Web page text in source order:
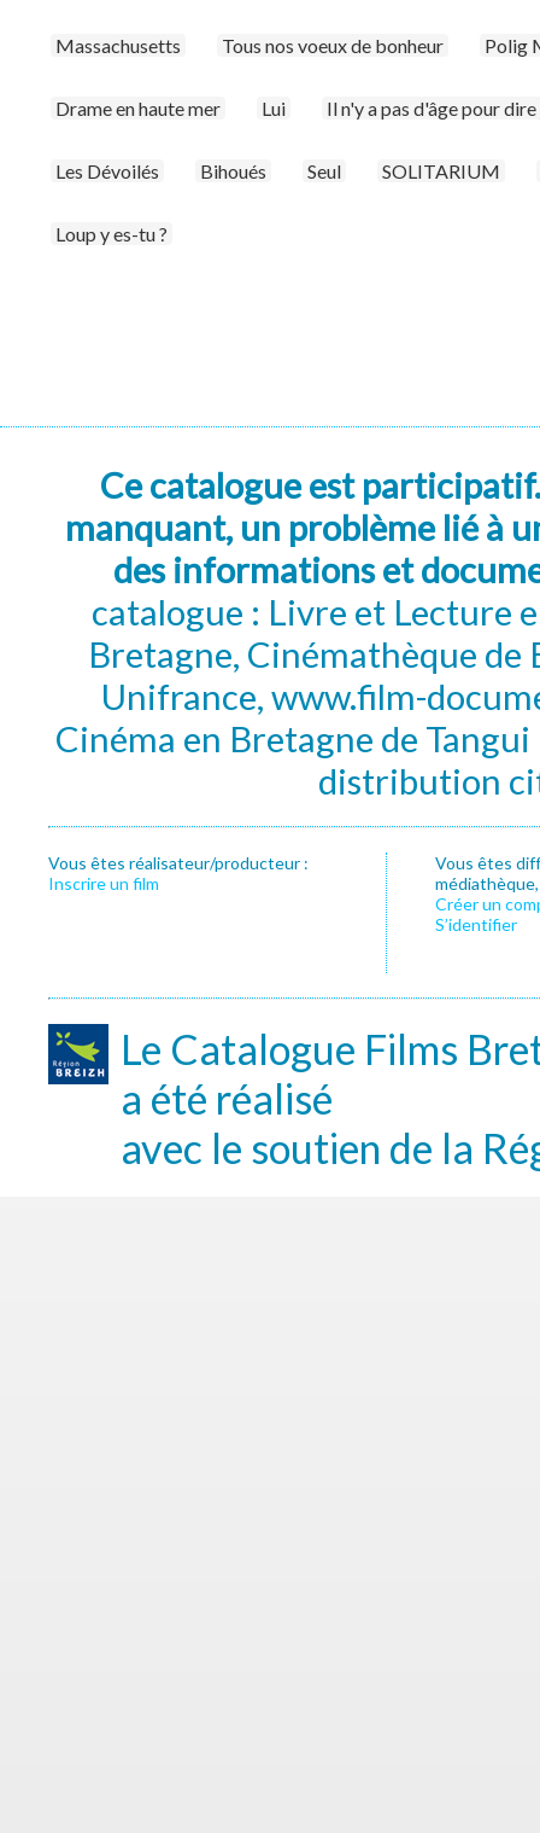
Massachusetts Tous nos voeux de bonheur Polig
Drame en haute mer Lui Il n'y a pas d'âge pour
Les Dévoilés Bihoués Seul SOLITARIUM
Loup y es-tu ?
Ce catalogue est
manquant, un problème lié à
des informations et
catalogue : Livre et Lecture
Bretagne, Cinémathèque de
Unifrance, www.film-
Cinéma en Bretagne de
distribution
Vous êtes réalisateur/producteur :
Inscrire un film
Vous êtes
Créer un
S’identifier
Le Catalogue Films
a été réalisé
avec le soutien de la